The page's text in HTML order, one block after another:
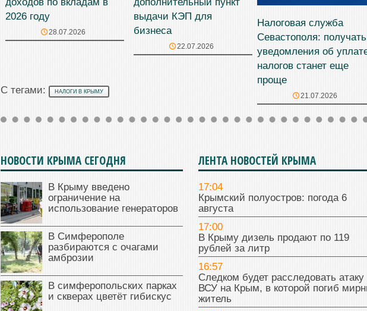
2026 году
28.07.2026
выдачи КЭП для
бизнеса
22.07.2026
Налоговая служба
Севастополя: получать
уведомления об
налогов станет еще
проще
21.07.2026
С тегами: НАЛОГИ В КРЫМУ
НОВОСТИ КРЫМА СЕГОДНЯ
В Крыму введено
ограничение на
использование генераторов
В Симферополе
разбираются с очагами
амброзии
В симферопольских парках
и скверах цветёт гибискус
ЛЕНТА НОВОСТЕЙ КРЫМА
17:04
Крымский полуостров: погода 6
августа
17:00
В Крыму дизель продают по 119
рублей за литр
16:57
Следком будет расследовать атаку
ВСУ на Крым, в которой погиб
житель